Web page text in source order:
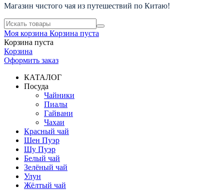
Магазин чистого чая из путешествий по Китаю!
Моя корзина Корзина пуста
Корзина пуста
Корзина
Оформить заказ
КАТАЛОГ
Посуда
Чайники
Пиалы
Гайвани
Чахаи
Красный чай
Шен Пуэр
Шу Пуэр
Белый чай
Зелёный чай
Улун
Жёлтый чай